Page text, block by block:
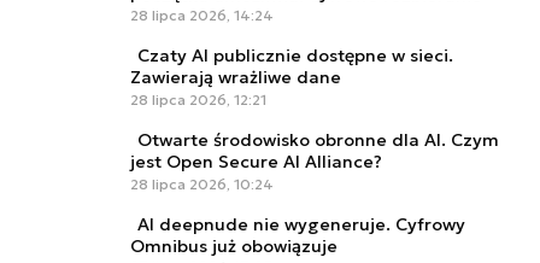
28 lipca 2026, 14:24
Czaty AI publicznie dostępne w sieci.
Zawierają wrażliwe dane
28 lipca 2026, 12:21
Otwarte środowisko obronne dla AI. Czym
jest Open Secure AI Alliance?
28 lipca 2026, 10:24
AI deepnude nie wygeneruje. Cyfrowy
Omnibus już obowiązuje